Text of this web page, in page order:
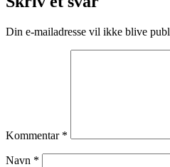
Din e-mailadresse vil ikke blive
Kommentar *
Navn *